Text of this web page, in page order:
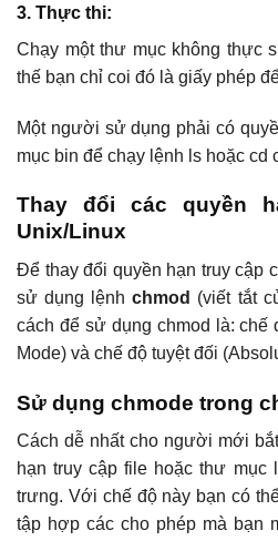
3. Thực thi:
Chạy một thư mục không thực
thế bạn chỉ coi đó là giấy phép
Một người sử dụng phải có
mục bin để chạy lệnh ls hoặc cd
Thay đổi các quyền
Unix/Linux
Để thay đổi quyền hạn truy cập
sử dụng lệnhchmod (viết tắt
cách để sử dụng chmod là:
Mode) và chế độ tuyệt đối
Sử dụng chmode trong
Cách dễ nhất cho người mới
hạn truy cập file hoặc thư
trưng. Với chế độ này bạn có
tập hợp các cho phép mà bạn